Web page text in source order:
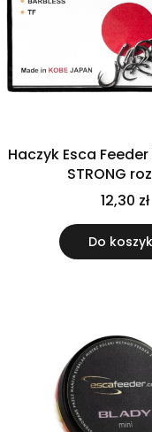
Haczyk Esca
STRONG
12,30 zł
Do